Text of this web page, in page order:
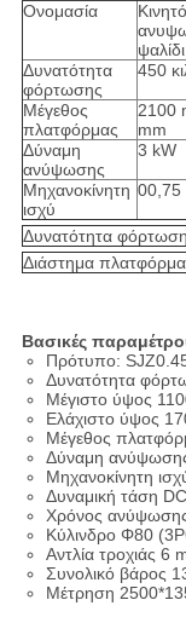
Ονομασία
Κινητό
ψαλίδι
Δυνατότητα
φόρτωσης
450
Μέγεθος
πλατφόρμας
2100
mm
Δύναμη
ανύψωσης
3 kW
Μηχανοκίνητη
ισχύ
00,75
Δυνατότητα
Διάστημα
Βασικές
Πρότυπο:
Δυνατότητα
Μέγιστο ύψος
Ελάχιστο ύψος
Μέγεθος
Δύναμη
Μηχανοκίνητη
Δυναμική τάση
Χρόνος
Κύλινδρο Φ80
Αντλία τροχιάς 6
Συνολικό βάρος
Μέτρηση